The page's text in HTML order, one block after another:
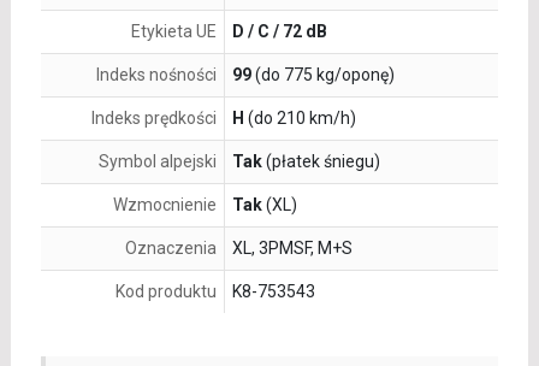
Etykieta UE D / C / 72 dB
Indeks nośności 99(do 775 kg/oponę)
Indeks prędkości H (do 210 km/h)
Symbol alpejski Tak(płatek śniegu)
Wzmocnienie Tak(XL)
Oznaczenia XL, 3PMSF, M+S
Kod produktu K8-753543